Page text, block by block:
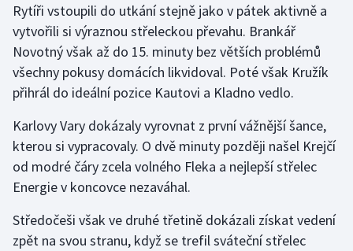
Gymnastika
Házená
Judo
Krasobruslení
Lezení
Rytíři vstoupili do utkání stejně jako v pátek aktivně a
vytvořili si výraznou střeleckou převahu. Brankář
Novotný však až do 15. minuty bez větších problémů
všechny pokusy domácích likvidoval. Poté však Kružík
přihrál do ideální pozice Kautovi a Kladno vedlo.
Karlovy Vary dokázaly vyrovnat z první vážnější šance,
kterou si vypracovaly. O dvě minuty později našel Krejčí
od modré čáry zcela volného Fleka a nejlepší střelec
Energie v koncovce nezaváhal.
Středočeši však ve druhé třetině dokázali získat vedení
zpět na svou stranu, když se trefil sváteční střelec